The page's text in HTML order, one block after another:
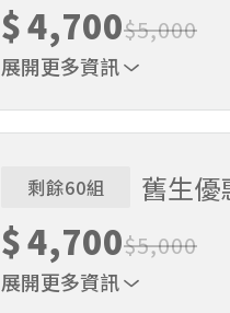
$4,700$5,000
展開更多資訊
贈送棒球帽、練習衣各1件 &
剩餘60組 舊生優
$4,700$5,000
展開更多資訊